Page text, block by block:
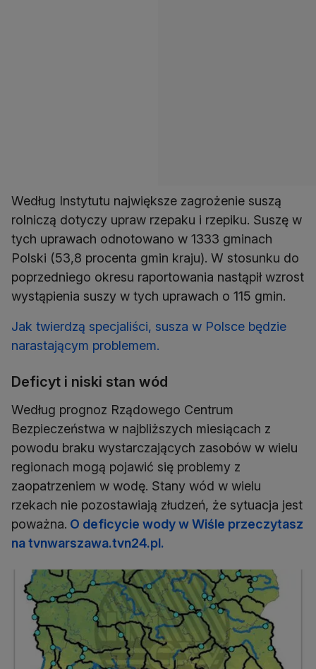
Według Instytutu największe zagrożenie suszą
rolniczą dotyczy upraw rzepaku i rzepiku. Suszę w
tych uprawach odnotowano w 1333 gminach
Polski (53,8 procenta gmin kraju). W stosunku do
poprzedniego okresu raportowania nastąpił wzrost
wystąpienia suszy w tych uprawach o 115 gmin.
Jak twierdzą specjaliści, susza w Polsce będzie
narastającym problemem.
Deficyt i niski stan wód
Według prognoz Rządowego Centrum
Bezpieczeństwa w najbliższych miesiącach z
powodu braku wystarczających zasobów w wielu
regionach mogą pojawić się problemy z
zaopatrzeniem w wodę. Stany wód w wielu
rzekach nie pozostawiają złudzeń, że sytuacja jest
poważna. O deficycie wody w Wiśle przeczytasz
na tvnwarszawa.tvn24.pl.